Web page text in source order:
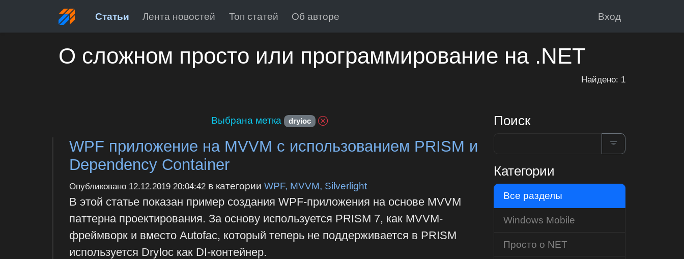
Статьи Лента новостей Топ статей Об авторе Вход
О сложном просто или программирование на .NET
Найдено: 1
Выбрана метка dryioc
WPF приложение на MVVM с использованием PRISM и
Dependency Container
Опубликовано 12.12.2019 20:04:42в категории WPF, MVVM, Silverlight
В этой статье показан пример создания WPF-приложения на основе MVVM
паттерна проектирования. За основу используется PRISM 7, как MVVM-
фреймворк и вместо Autofac, который теперь не поддерживается в PRISM
используется DryIoc как DI-контейнер.
Поиск
Категории
Все разделы
Windows Mobile
Просто о NET